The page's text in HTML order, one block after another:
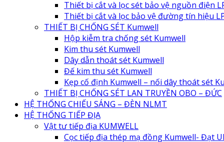
Thiết bị cắt và lọc sét bảo vệ nguồn điện
Thiết bị cắt và lọc bảo vệ đường tín hiệu
THIẾT BỊ CHỐNG SÉT Kumwell
Hộp kiễm tra chống sét Kumwell
Kim thu sét Kumwell
Dây dẫn thoát sét Kumwell
Đế kim thu sét Kumwell
Kẹp cố định Kumwell – nối dây thoát sét
THIẾT BỊ CHỐNG SÉT LAN TRUYỀN OBO – ĐỨC
HỆ THỐNG CHIẾU SÁNG – ĐÈN NLMT
HỆ THỐNG TIẾP ĐỊA
Vật tư tiếp địa KUMWELL
Cọc tiếp địa thép mạ đồng Kumwell- Đạt